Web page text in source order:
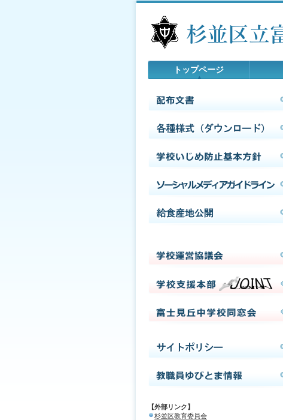
トップページ
【外部リンク】
杉並区教育委員会